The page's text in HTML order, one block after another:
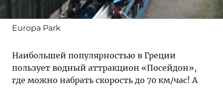
Europa Park
Наибольшей популярностью в Греции
пользует водный аттракцион «Посейдон»,
где можно набрать скорость до 70 км/час! А